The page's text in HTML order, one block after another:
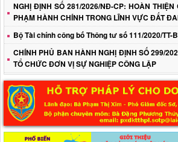
NGHỊ ĐỊNH SỐ 281/2026/NĐ-CP: HOÀN
PHẠM HÀNH CHÍNH TRONG LĨNH VỰC ĐẤT
Bộ Tài chính công bố Thông tư số 111/2020/
CHÍNH PHỦ BAN HÀNH NGHỊ ĐỊNH SỐ 299/
TỔ CHỨC ĐƠN VỊ SỰ NGHIỆP CÔNG LẬP
Bộ Tài chính ban hành Thông tư số 98/2026/
kiểm toán nội bộ